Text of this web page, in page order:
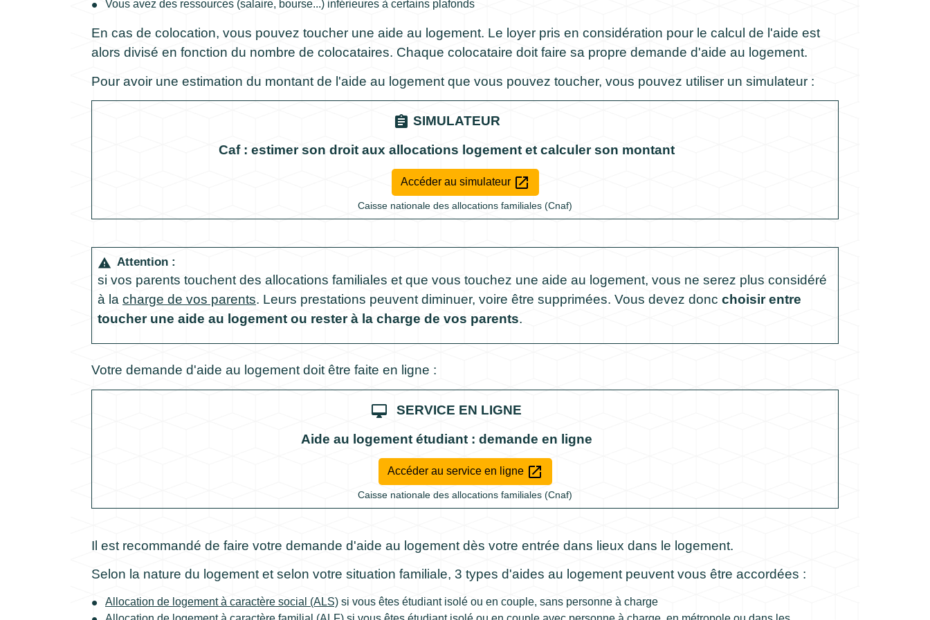
Vous avez des ressources (salaire, bourse...) inférieures à certains plafonds
En cas de colocation, vous pouvez toucher une aide au logement. Le loyer pris en considération pour le calcul de l'aide est
alors divisé en fonction du nombre de colocataires. Chaque colocataire doit faire sa propre demande d'aide au logement.
Pour avoir une estimation du montant de l'aide au logement que vous pouvez toucher, vous pouvez utiliser un simulateur :
assignment SIMULATEUR
Caf : estimer son droit aux allocations logement et calculer son montant
Accéder au simulateur open_in_new
Caisse nationale des allocations familiales (Cnaf)
warning Attention :
si vos parents touchent des allocations familiales et que vous touchez une aide au logement, vous ne serez plus considéré
à la charge de vos parents. Leurs prestations peuvent diminuer, voire être supprimées. Vous devez donc choisir entre
toucher une aide au logement ou rester à la charge de vos parents.
Votre demande d'aide au logement doit être faite en ligne :
desktop_mac
SERVICE EN LIGNE
Aide au logement étudiant : demande en ligne
Accéder au service en ligne open_in_new
Caisse nationale des allocations familiales (Cnaf)
Il est recommandé de faire votre demande d'aide au logement dès votre entrée dans lieux dans le logement.
Selon la nature du logement et selon votre situation familiale, 3 types d'aides au logement peuvent vous être accordées :
Allocation de logement à caractère social (ALS) si vous êtes étudiant isolé ou en couple, sans personne à charge